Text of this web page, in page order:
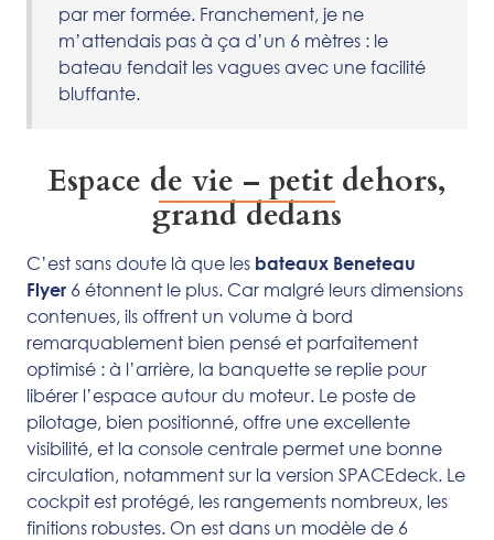
par mer formée. Franchement, je ne
m’attendais pas à ça d’un 6 mètres : le
bateau fendait les vagues avec une facilité
bluffante.
Espace de vie – petit dehors,
grand dedans
C’est sans doute là que les bateaux Beneteau
Flyer 6 étonnent le plus. Car malgré leurs dimensions
contenues, ils offrent un volume à bord
remarquablement bien pensé et parfaitement
optimisé : à l’arrière, la banquette se replie pour
libérer l’espace autour du moteur. Le poste de
pilotage, bien positionné, offre une excellente
visibilité, et la console centrale permet une bonne
circulation, notamment sur la version SPACEdeck. Le
cockpit est protégé, les rangements nombreux, les
finitions robustes. On est dans un modèle de 6